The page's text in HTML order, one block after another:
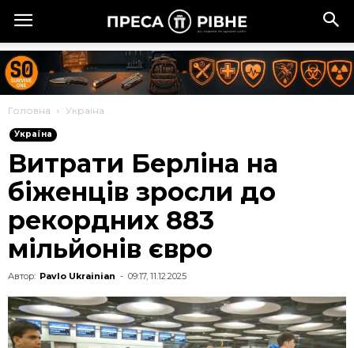
Головна Україна
Україна
Витрати Берліна на
біженців зросли до
рекордних 883
мільйонів євро
Автор: Pavlo Ukrainian - 09:17, 11.12.2025